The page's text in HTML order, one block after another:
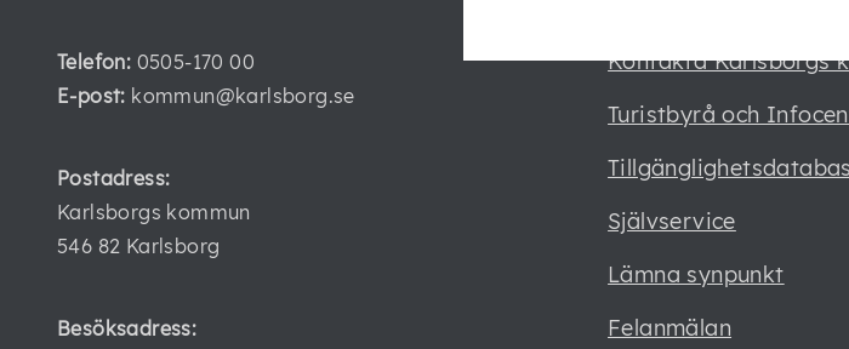
Telefon: 0505-170 00
E-post: kommun@karlsborg.se
Postadress:
Karlsborgs kommun
546 82 Karlsborg
Besöksadress:
Kontakta Karlsborgs
Turistbyrå och
Självservice
Lämna synpunkt
Felanmälan